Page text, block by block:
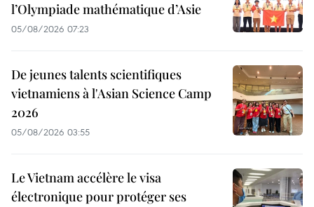
l’Olympiade mathématique d’Asie
05/08/2026 07:23
De jeunes talents scientifiques
vietnamiens à l'Asian Science Camp
2026
05/08/2026 03:55
Le Vietnam accélère le visa
électronique pour protéger ses